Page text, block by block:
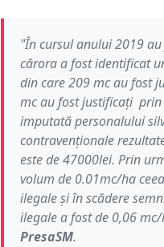
"În cursul anului 2019
cărora a fost identificat
din care 209 mc au fost
mc au fost justificați
imputată personalului
contravenționale
este de 47000lei. Prin
volum de 0.01mc/ha
ilegale și în scădere
ilegale a fost de 0,06
PresaSM.